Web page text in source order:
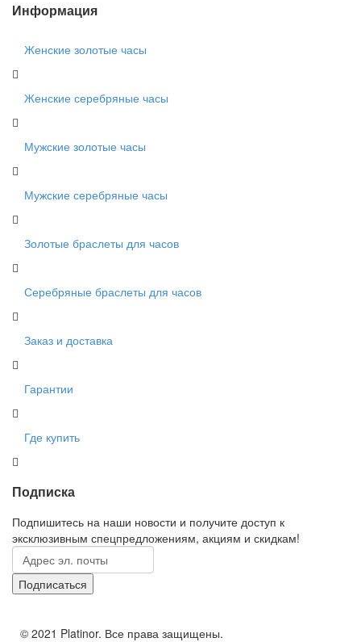
Информация
Женские золотые часы
Женские серебряные часы
Мужские золотые часы
Мужские серебряные часы
Золотые браслеты для часов
Серебряные браслеты для часов
Заказ и доставка
Гарантии
Где купить
Подписка
Подпишитесь на наши новости и получите доступ к
эксклюзивным спецпредложениям, акциям и скидкам!
© 2021 Platinor. Все права защищены.